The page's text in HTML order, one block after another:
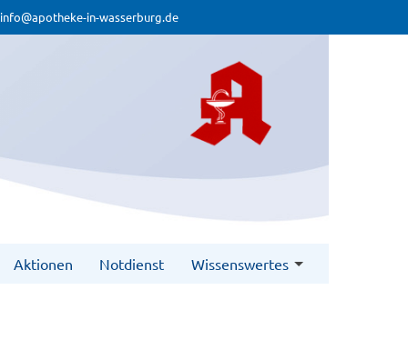
info@apotheke-in-wasserburg.de
Aktionen Notdienst Wissenswertes